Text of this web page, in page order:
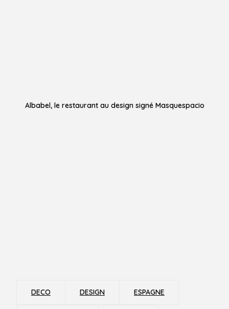
Albabel, le restaurant au design signé Masquespacio
DECO DESIGN ESPAGNE